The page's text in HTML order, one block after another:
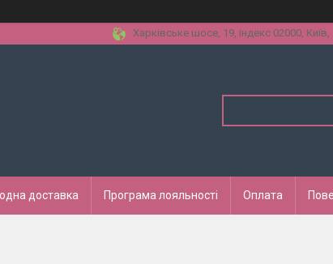
Харківське шосе, 19, індекс 02000, Київ,
доставка Програма лояльності Оплата